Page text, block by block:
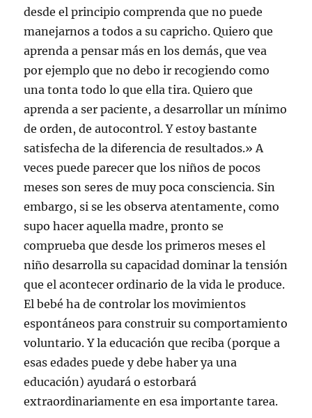
desde el principio comprenda que no puede
manejarnos a todos a su capricho. Quiero que
aprenda a pensar más en los demás, que vea
por ejemplo que no debo ir recogiendo como
una tonta todo lo que ella tira. Quiero que
aprenda a ser paciente, a desarrollar un mínimo
de orden, de autocontrol. Y estoy bastante
satisfecha de la diferencia de resultados.» A
veces puede parecer que los niños de pocos
meses son seres de muy poca consciencia. Sin
embargo, si se les observa atentamente, como
supo hacer aquella madre, pronto se
comprueba que desde los primeros meses el
niño desarrolla su capacidad dominar la tensión
que el acontecer ordinario de la vida le produce.
El bebé ha de controlar los movimientos
espontáneos para construir su comportamiento
voluntario. Y la educación que reciba (porque a
esas edades puede y debe haber ya una
educación) ayudará o estorbará
extraordinariamente en esa importante tarea.